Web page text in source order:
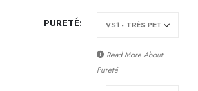
PURETÉ
Read More About
Pureté